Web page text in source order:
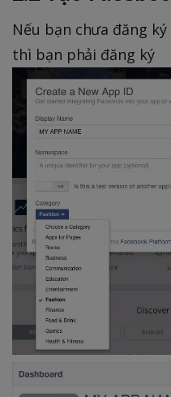
Nếu bạn chưa đăng
thì bạn phải đăng ký